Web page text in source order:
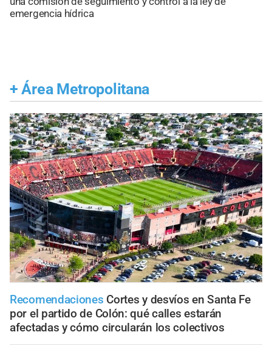
emergencia hídrica
+ Área Metropolitana
Recomendaciones Cortes y desvíos en Santa Fe
por el partido de Colón: qué calles estarán
afectadas y cómo circularán los colectivos